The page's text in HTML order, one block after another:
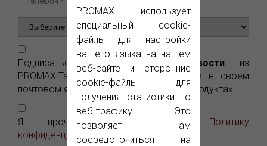
PROMAX использует
специальный cookie-
файлы для настройки
вашего языка на нашем
веб-сайте и сторонние
cookie-файлы для
получения статистики по
веб-трафику. Это
позволяет нам
сосредоточиться на
Подписаться бесплатно на Э-Новости из
PROMAX.Таким образом, вы получаете в своем
почтовом ящике все новости о наших продуктах.
Я прочитал и принимаю Политику
конфиденциальности